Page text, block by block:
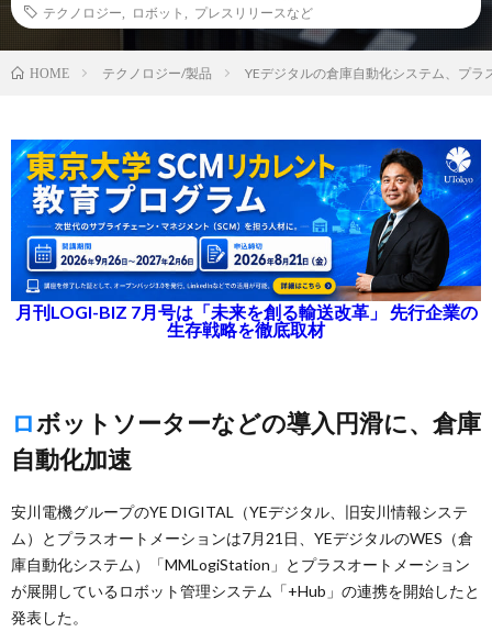
テクノロジー
ロボット プレスリリースなど
HOME テクノロジー/製品 YEデジタルの倉庫自動化システム、プ
月刊LOGI-BIZ 7月号は「未来を創る輸送改革」 先行企業の
生存戦略を徹底取材
ロボットソーターなどの導入円滑に、倉庫
自動化加速
安川電機グループのYE DIGITAL（YEデジタル、旧安川情報システ
ム）とプラスオートメーションは7月21日、YEデジタルのWES（倉
庫自動化システム）「MMLogiStation」とプラスオートメーション
が展開しているロボット管理システム「+Hub」の連携を開始したと
発表した。